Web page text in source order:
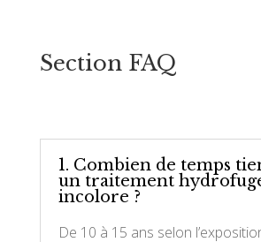
Section FAQ
1. Combien de temps
un traitement
incolore ?
De 10 à 15 ans selon